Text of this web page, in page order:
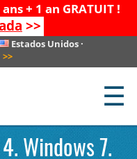
+ 1 an GRATUIT !
>>
Estados Unidos ·
>>
☰
Windows 7.